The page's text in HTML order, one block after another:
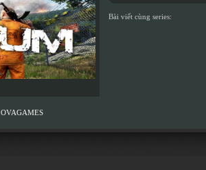
Bài viết cùng series:
OVAGAMES